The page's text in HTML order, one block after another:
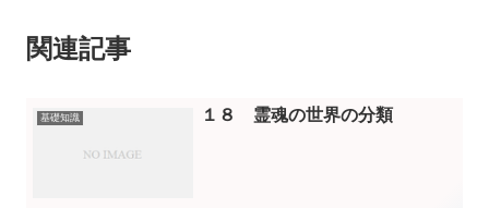
関連記事
基礎知識 １８ 霊魂の世界の分類